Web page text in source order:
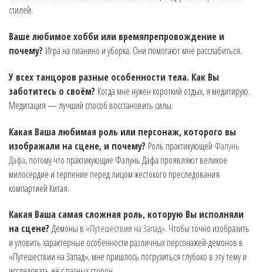
стилей.
Ваше любимое хобби или времяпрепровождение и
почему? Игра на пианино и уборка. Они помогают мне расслабиться.
У всех танцоров разные особенности тела. Как Вы
заботитесь о своём? Когда мне нужен короткий отдых, я медитирую.
Медитация — лучший способ восстановить силы.
Какая Ваша любимая роль или персонаж, которого вы
изображали на сцене, и почему? Роль практикующей Фалунь
Дафа, потому что практикующие Фалунь Дафа проявляют великое
милосердие и терпение перед лицом жестокого преследования
компартией Китая.
Какая Ваша самая сложная роль, которую Вы исполняли
на сцене? Демоны в «Путешествии на Запад». Чтобы точно изобразить
и уловить характерные особенности различных персонажей-демонов в
«Путешествии на Запад», мне пришлось погрузиться глубоко в эту тему и